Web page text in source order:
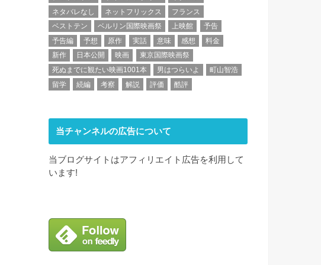
ネタバレなし
ネットフリックス
フランス
ベストテン
ベルリン国際映画祭 上映館
予告
予告編
予想 原作 実話 意味 感想
料金
新作
日本公開 映画
東京国際映画祭
死ぬまでに観たい映画1001本
男はつらいよ
町山智浩
留学
続編 考察 解説 評価 酷評
当チャンネルの広告について
当ブログサイトはアフィリエイト広告を利用して
います!